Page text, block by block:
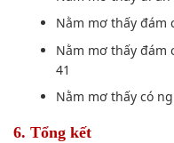
Nằm mơ thấy đám
Nằm mơ thấy đám
41
Nằm mơ thấy có
6. Tổng kết